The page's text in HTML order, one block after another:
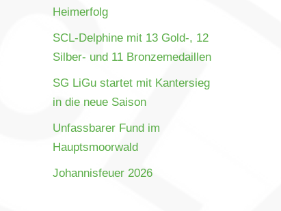
Heimerfolg
SCL-Delphine mit 13 Gold-, 12
Silber- und 11 Bronzemedaillen
SG LiGu startet mit Kantersieg
in die neue Saison
Unfassbarer Fund im
Hauptsmoorwald
Johannisfeuer 2026